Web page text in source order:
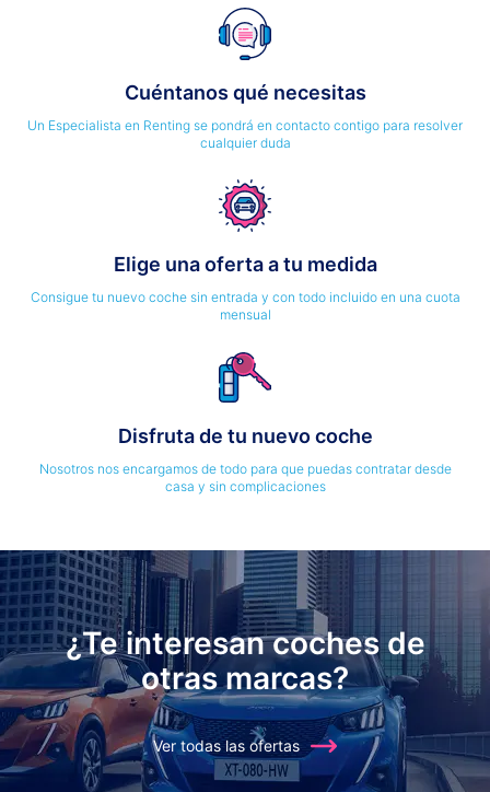
Cuéntanos qué necesitas
Un Especialista en Renting se pondrá en contacto contigo para resolver
cualquier duda
Elige una oferta a tu medida
Consigue tu nuevo coche sin entrada y con todo incluido en una cuota
mensual
Disfruta de tu nuevo coche
Nosotros nos encargamos de todo para que puedas contratar desde
casa y sin complicaciones
¿Te interesan coches de
otras marcas?
Ver todas las ofertas